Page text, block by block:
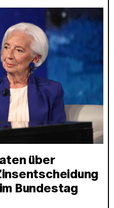
über
Bundestag